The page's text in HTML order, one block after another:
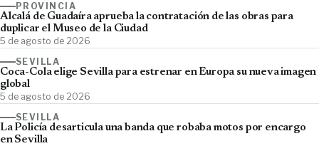
PROVINCIA
Alcalá de Guadaíra aprueba la contratación de las obras para
duplicar el Museo de la Ciudad
5 de agosto de 2026
SEVILLA
Coca-Cola elige Sevilla para estrenar en Europa su nueva imagen
global
5 de agosto de 2026
SEVILLA
La Policía desarticula una banda que robaba motos por encargo
en Sevilla